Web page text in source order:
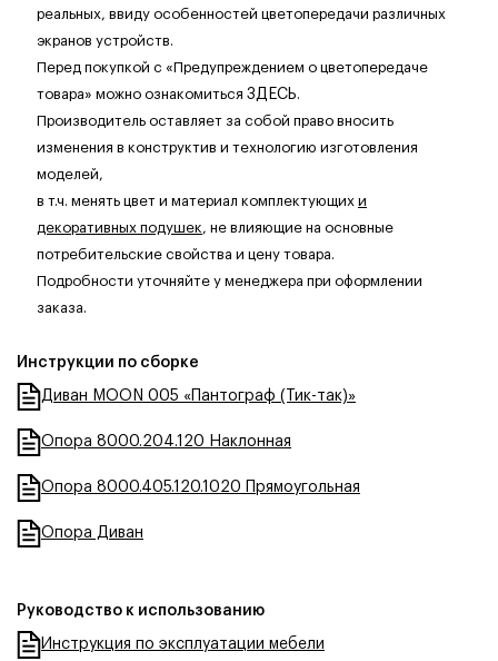
реальных, ввиду особенностей цветопередачи различных
экранов устройств.
Перед покупкой с «Предупреждением о цветопередаче
товара» можно ознакомиться ЗДЕСЬ.
Производитель оставляет за собой право вносить
изменения в конструктив и технологию изготовления
моделей,
в т.ч. менять цвет и материал комплектующих и
декоративных подушек, не влияющие на основные
потребительские свойства и цену товара.
Подробности уточняйте у менеджера при оформлении
заказа.
Инструкции по сборке
Диван MOON 005 «Пантограф (Тик-так)»
Опора 8000.204.120 Наклонная
Опора 8000.405.120.1020 Прямоугольная
Опора Диван
Руководство к использованию
Инструкция по эксплуатации мебели